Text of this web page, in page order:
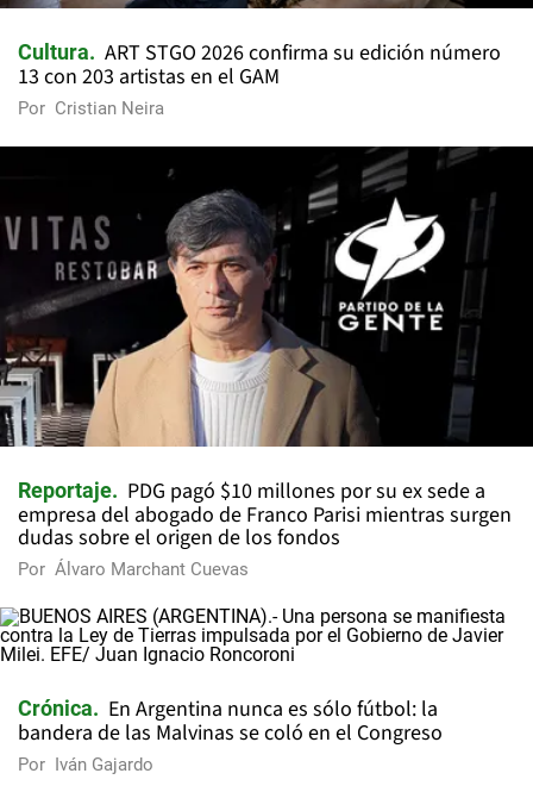
Cultura
ART STGO 2026 confirma su edición número
13 con 203 artistas en el GAM
Por Cristian Neira
Reportaje
PDG pagó $10 millones por su ex sede a
empresa del abogado de Franco Parisi mientras surgen
dudas sobre el origen de los fondos
Por Álvaro Marchant Cuevas
Crónica
En Argentina nunca es sólo fútbol: la
bandera de las Malvinas se coló en el Congreso
Por Iván Gajardo